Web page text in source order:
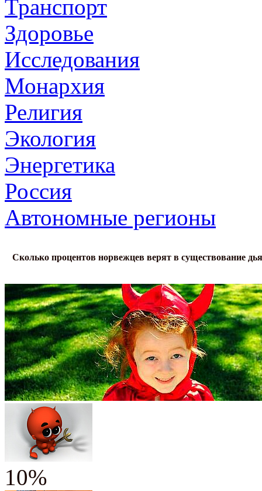
Транспорт
Здоровье
Исследования
Монархия
Религия
Экология
Энергетика
Россия
Автономные регионы
Сколько процентов норвежцев верят в существование
10%